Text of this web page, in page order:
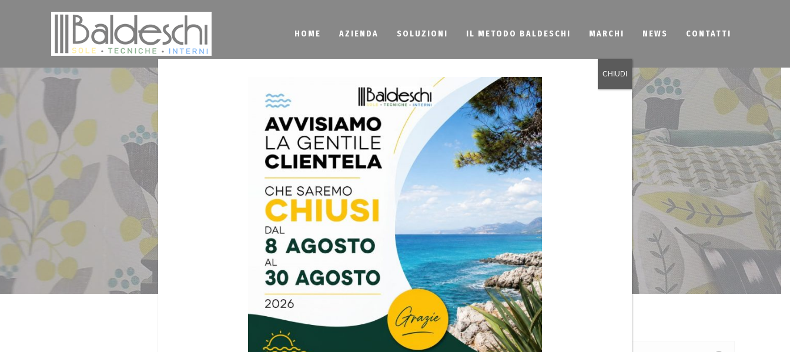
HOME AZIENDA SOLUZIONI IL METODO BALDESCHI MARCHI NEWS CONTATTI
CHIUDI